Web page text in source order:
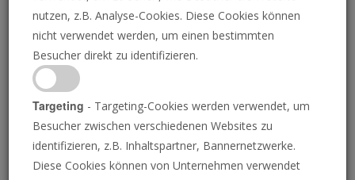
nutzen, z.B. Analyse-Cookies. Diese Cookies können
nicht verwendet werden, um einen bestimmten
Besucher direkt zu identifizieren.
Targeting - Targeting-Cookies werden verwendet, um
Besucher zwischen verschiedenen Websites zu
identifizieren, z.B. Inhaltspartner, Bannernetzwerke.
Diese Cookies können von Unternehmen verwendet